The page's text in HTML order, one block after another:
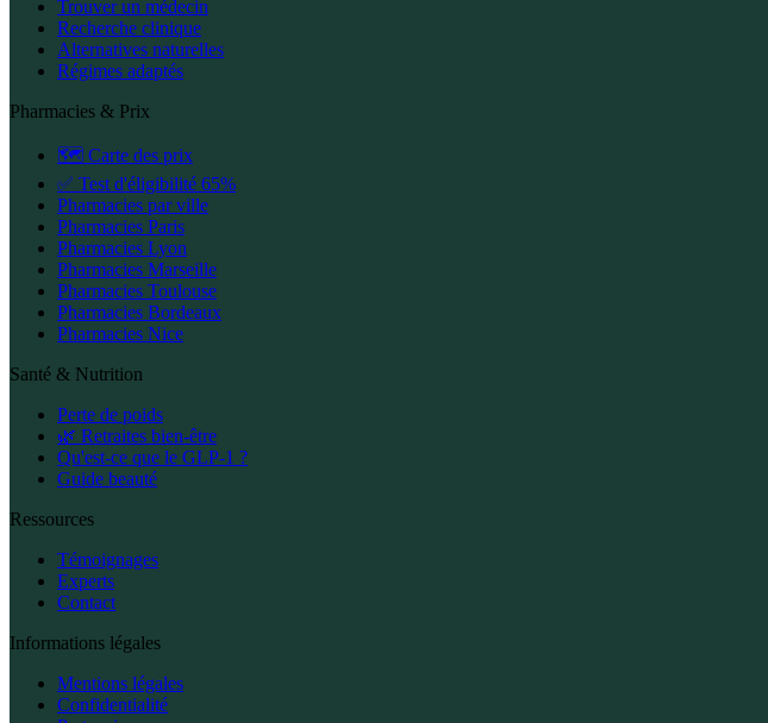
Trouver un médecin
Recherche clinique
Alternatives naturelles
Régimes adaptés
Pharmacies & Prix
🗺️ Carte des prix
✅ Test d'éligibilité 65%
Pharmacies par ville
Pharmacies Paris
Pharmacies Lyon
Pharmacies Marseille
Pharmacies Toulouse
Pharmacies Bordeaux
Pharmacies Nice
Santé & Nutrition
Perte de poids
🌿 Retraites bien-être
Qu'est-ce que le GLP-1 ?
Guide beauté
Ressources
Témoignages
Experts
Contact
Informations légales
Mentions légales
Confidentialité